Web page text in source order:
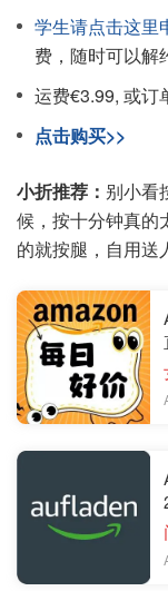
学生请点击这里
费，随时可以解
运费€3.99, 或订
点击购买>>
小折推荐： 别小看
候，按十分钟真的
的就按腿，自用送